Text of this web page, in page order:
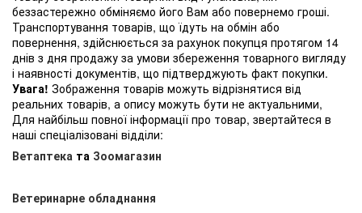
беззастережно обміняємо його Вам або повернемо гроші.
Транспортування товарів, що їдуть на обмін або
повернення, здійснюється за рахунок покупця протягом 14
днів з дня продажу за умови збереження товарного вигляду
і наявності документів, що підтверджують факт покупки.
Увага! Зображення товарів можуть відрізнятися від
реальних товарів, а опису можуть бути не актуальними,
Для найбільш повної інформації про товар, звертайтеся в
наші спеціалізовані відділи:
Ветаптека та Зоомагазин
Ветеринарне обладнання